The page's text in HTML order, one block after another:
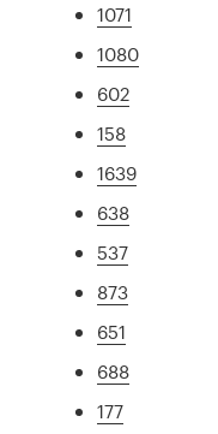
1071
1080
602
158
1639
638
537
873
651
688
177